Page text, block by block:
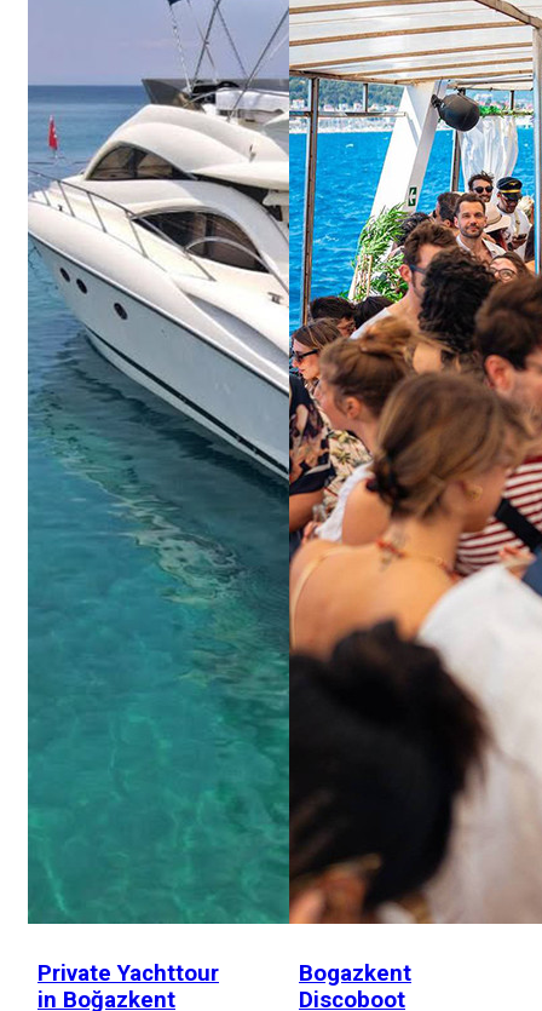
Private Yachttour
in Boğazkent
Bogazkent
Discoboot